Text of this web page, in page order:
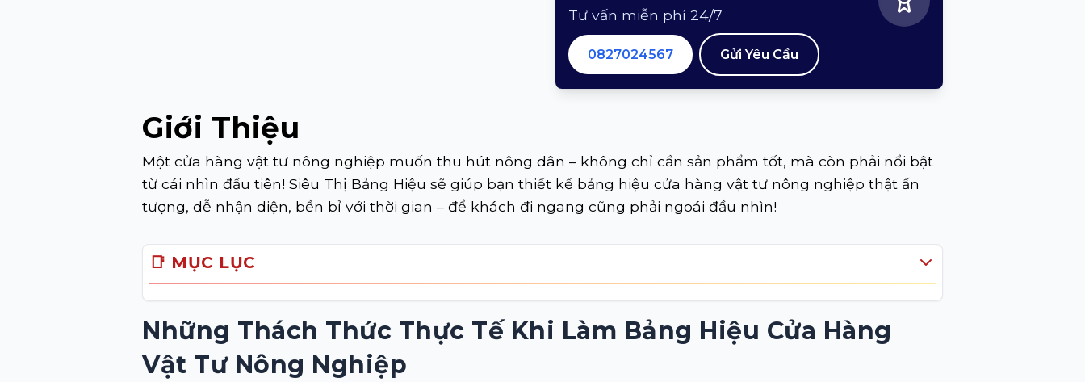
Tư vấn miễn phí 24/7
0827024567 Gửi Yêu Cầu
Giới Thiệu
Một cửa hàng vật tư nông nghiệp muốn thu hút nông dân – không chỉ cần sản phẩm tốt, mà còn phải nổi bật
từ cái nhìn đầu tiên! Siêu Thị Bảng Hiệu sẽ giúp bạn thiết kế bảng hiệu cửa hàng vật tư nông nghiệp thật ấn
tượng, dễ nhận diện, bền bỉ với thời gian – để khách đi ngang cũng phải ngoái đầu nhìn!
📑 MỤC LỤC
Những Thách Thức Thực Tế Khi Làm Bảng Hiệu Cửa Hàng
Vật Tư Nông Nghiệp